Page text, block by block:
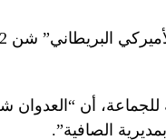
الصافية”.